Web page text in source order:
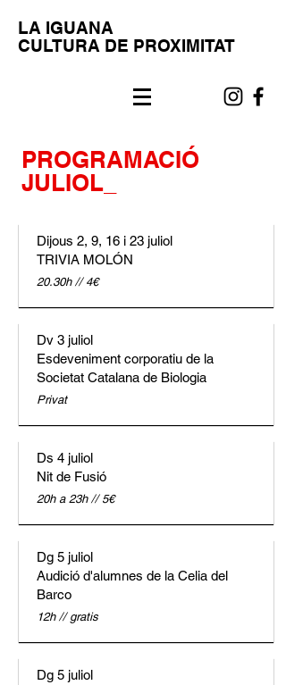
LA IGUANA
CULTURA DE PROXIMITAT
PROGRAMACIÓ
JULIOL_
Dijous 2, 9, 16 i 23 juliol
TRIVIA MOLÓN
20.30h // 4€
Dv 3 juliol
Esdeveniment corporatiu de la
Societat Catalana de Biologia
Privat
Ds 4 juliol
Nit de Fusió
20h a 23h // 5€
Dg 5 juliol
Audició d'alumnes de la Celia del
Barco
12h // gratis
Dg 5 juliol